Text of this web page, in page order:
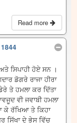
Read more
1844
ਸਿਪਾਹੀ ਹੋਏ ਸਨ ।
ਡੋਗਰੇ ਰਾਜਾ ਹੀਰਾ
ਤੇ ਹਮਲਾ ਕਰ ਦਿੱਤਾ
ਵੀ ਜਵਾਬੀ ਹਮਲਾ
ਕੇ ਰੱਖਿਆ ਤੇ ਕਿਹਾ
ਸਿੱਖਾ ਦੇ ਭੇਸ ਵਿੱਚ